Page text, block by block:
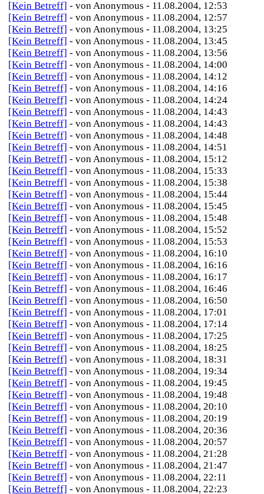
[Kein Betreff] - von Anonymous - 11.08.2004, 12:53
[Kein Betreff] - von Anonymous - 11.08.2004, 12:57
[Kein Betreff] - von Anonymous - 11.08.2004, 13:25
[Kein Betreff] - von Anonymous - 11.08.2004, 13:45
[Kein Betreff] - von Anonymous - 11.08.2004, 13:56
[Kein Betreff] - von Anonymous - 11.08.2004, 14:00
[Kein Betreff] - von Anonymous - 11.08.2004, 14:12
[Kein Betreff] - von Anonymous - 11.08.2004, 14:16
[Kein Betreff] - von Anonymous - 11.08.2004, 14:24
[Kein Betreff] - von Anonymous - 11.08.2004, 14:43
[Kein Betreff] - von Anonymous - 11.08.2004, 14:43
[Kein Betreff] - von Anonymous - 11.08.2004, 14:48
[Kein Betreff] - von Anonymous - 11.08.2004, 14:51
[Kein Betreff] - von Anonymous - 11.08.2004, 15:12
[Kein Betreff] - von Anonymous - 11.08.2004, 15:33
[Kein Betreff] - von Anonymous - 11.08.2004, 15:38
[Kein Betreff] - von Anonymous - 11.08.2004, 15:44
[Kein Betreff] - von Anonymous - 11.08.2004, 15:45
[Kein Betreff] - von Anonymous - 11.08.2004, 15:48
[Kein Betreff] - von Anonymous - 11.08.2004, 15:52
[Kein Betreff] - von Anonymous - 11.08.2004, 15:53
[Kein Betreff] - von Anonymous - 11.08.2004, 16:10
[Kein Betreff] - von Anonymous - 11.08.2004, 16:16
[Kein Betreff] - von Anonymous - 11.08.2004, 16:17
[Kein Betreff] - von Anonymous - 11.08.2004, 16:46
[Kein Betreff] - von Anonymous - 11.08.2004, 16:50
[Kein Betreff] - von Anonymous - 11.08.2004, 17:01
[Kein Betreff] - von Anonymous - 11.08.2004, 17:14
[Kein Betreff] - von Anonymous - 11.08.2004, 17:25
[Kein Betreff] - von Anonymous - 11.08.2004, 18:25
[Kein Betreff] - von Anonymous - 11.08.2004, 18:31
[Kein Betreff] - von Anonymous - 11.08.2004, 19:34
[Kein Betreff] - von Anonymous - 11.08.2004, 19:45
[Kein Betreff] - von Anonymous - 11.08.2004, 19:48
[Kein Betreff] - von Anonymous - 11.08.2004, 20:10
[Kein Betreff] - von Anonymous - 11.08.2004, 20:19
[Kein Betreff] - von Anonymous - 11.08.2004, 20:36
[Kein Betreff] - von Anonymous - 11.08.2004, 20:57
[Kein Betreff] - von Anonymous - 11.08.2004, 21:28
[Kein Betreff] - von Anonymous - 11.08.2004, 21:47
[Kein Betreff] - von Anonymous - 11.08.2004, 22:11
[Kein Betreff] - von Anonymous - 11.08.2004, 22:23